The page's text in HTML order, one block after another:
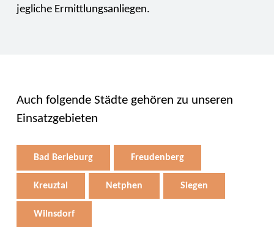
jegliche Ermittlungsanliegen.
Auch folgende Städte gehören zu unseren
Einsatzgebieten
Bad Berleburg Freudenberg
Kreuztal Netphen Siegen
Wilnsdorf